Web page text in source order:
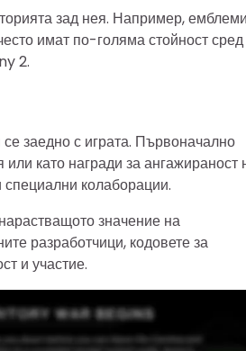
зад нея. Например,
имат по-голяма стойност сред
2.
заедно с играта. Първоначално
като награди за ангажираност
колаборации.
значение на
разработчици, кодовете за
и участие.